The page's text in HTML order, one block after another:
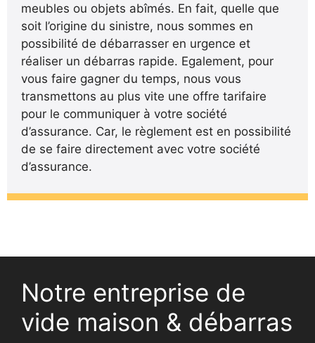
meubles ou objets abîmés. En fait, quelle que
soit l’origine du sinistre, nous sommes en
possibilité de débarrasser en urgence et
réaliser un débarras rapide. Egalement, pour
vous faire gagner du temps, nous vous
transmettons au plus vite une offre tarifaire
pour le communiquer à votre société
d’assurance. Car, le règlement est en possibilité
de se faire directement avec votre société
d’assurance.
Notre entreprise de
vide maison & débarras